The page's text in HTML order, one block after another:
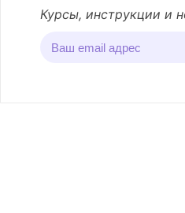
Курсы, инструкции и